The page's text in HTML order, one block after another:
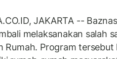
JAKARTA --
melaksanakan salah
Rumah. Program